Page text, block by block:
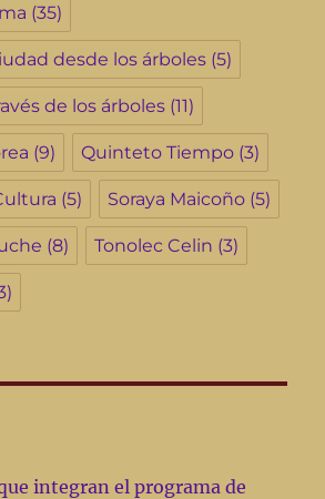
(35)
desde los árboles (5)
de los árboles (11)
(9) Quinteto Tiempo (3)
(5) Soraya Maicoño (5)
(8) Tonolec Celin (3)
integran el programa de